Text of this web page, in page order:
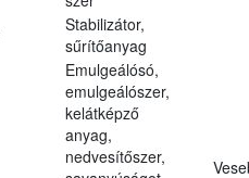
Stabilizátor,
sűrítőanyag
Emulgeálósó,
emulgeálószer,
kelátképző
anyag,
nedvesítőszer,